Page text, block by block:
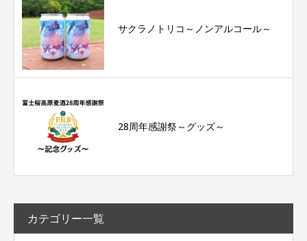
サクラノトリコ～ノンアルコール～
28周年感謝祭～グッズ～
カテゴリー一覧